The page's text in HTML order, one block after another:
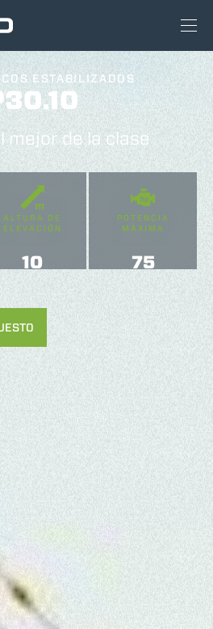
ESTABILIZADOS
mejor de la clase
ALTURA DE
ELEVACIÓN
10
POTENCIA
MÁXIMA
75